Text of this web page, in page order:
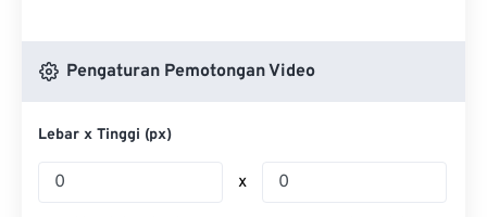
Pengaturan Pemotongan Video
Lebar x Tinggi (px)
x